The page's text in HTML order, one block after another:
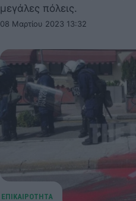
μεγάλες πόλεις.
08 Μαρτίου 2023 13:32